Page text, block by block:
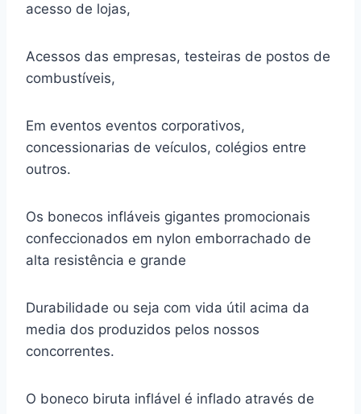
acesso de lojas,
Acessos das empresas, testeiras de postos de
combustíveis,
Em eventos eventos corporativos,
concessionarias de veículos, colégios entre
outros.
Os bonecos infláveis gigantes promocionais
confeccionados em nylon emborrachado de
alta resistência e grande
Durabilidade ou seja com vida útil acima da
media dos produzidos pelos nossos
concorrentes.
O boneco biruta inflável é inflado através de